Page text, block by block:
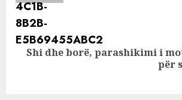
Next
Shi dhe borë, parashikimi i
për